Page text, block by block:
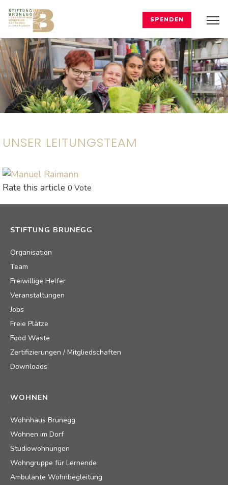
SPENDEN
UNSER LEITUNGSTEAM
Rate this article 0 Vote
STIFTUNG BRUNEGG
Organisation
Team
Freiwillige Helfer
Veranstaltungen
Jobs
Freie Plätze
Food Waste
Zertifizierungen / Mitgliedschaften
Downloads
WOHNEN
Wohnhaus Brunegg
Wohnen im Dorf
Studiowohnungen
Wohngruppe für Lernende
Ambulante Wohnbegleitung